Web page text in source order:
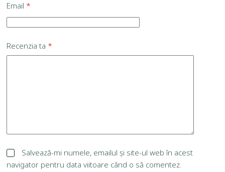
Email *
Recenzia ta *
Salvează-mi numele, emailul și site-ul web în acest
navigator pentru data viitoare când o să comentez.